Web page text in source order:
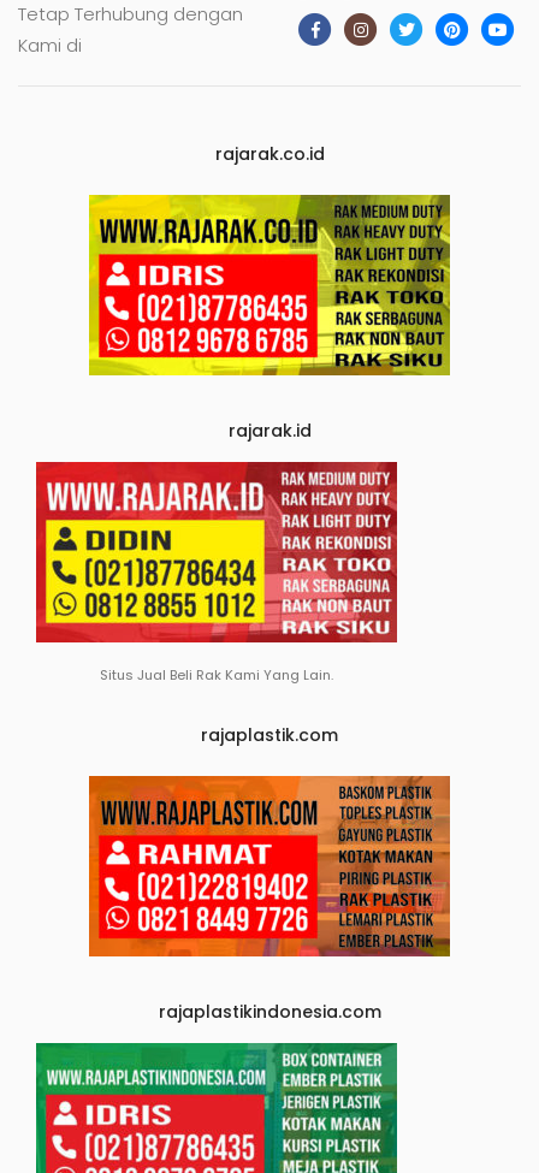
Tetap Terhubung dengan
Kami di
rajarak.co.id
rajarak.id
Situs Jual Beli Rak Kami Yang Lain.
rajaplastik.com
rajaplastikindonesia.com